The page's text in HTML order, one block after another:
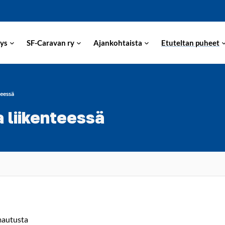
SF-Caravan ry Ajankohtaista Etuteltan puheet
liikenteessä